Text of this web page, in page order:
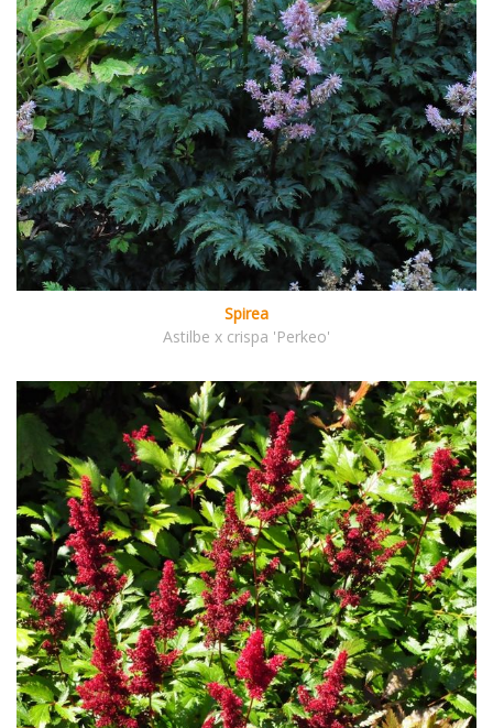
Spirea
Astilbe x crispa 'Perkeo'